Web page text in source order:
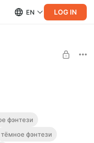
EN LOG IN
улиц" |
фэнтези
тёмное фэнтези